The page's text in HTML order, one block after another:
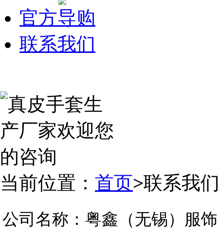
官方导购
联系我们
当前位置： 首页>联系我
公司名称：粤鑫（无锡）服